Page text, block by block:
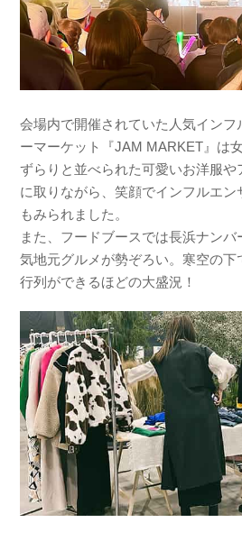
会場内で開催されていた人気インフ
ーマーケット『JAM MARKET』は
ずらりと並べられた可愛いお洋服
に取りながら、笑顔でインフルエン
もみられました。
また、フードブースでは長浜ナンバ
気地元グルメが勢ぞろい。寒空の下
行列ができるほどの大盛況！